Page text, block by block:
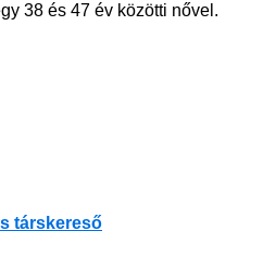
38 és 47 év közötti nővel.
társkereső